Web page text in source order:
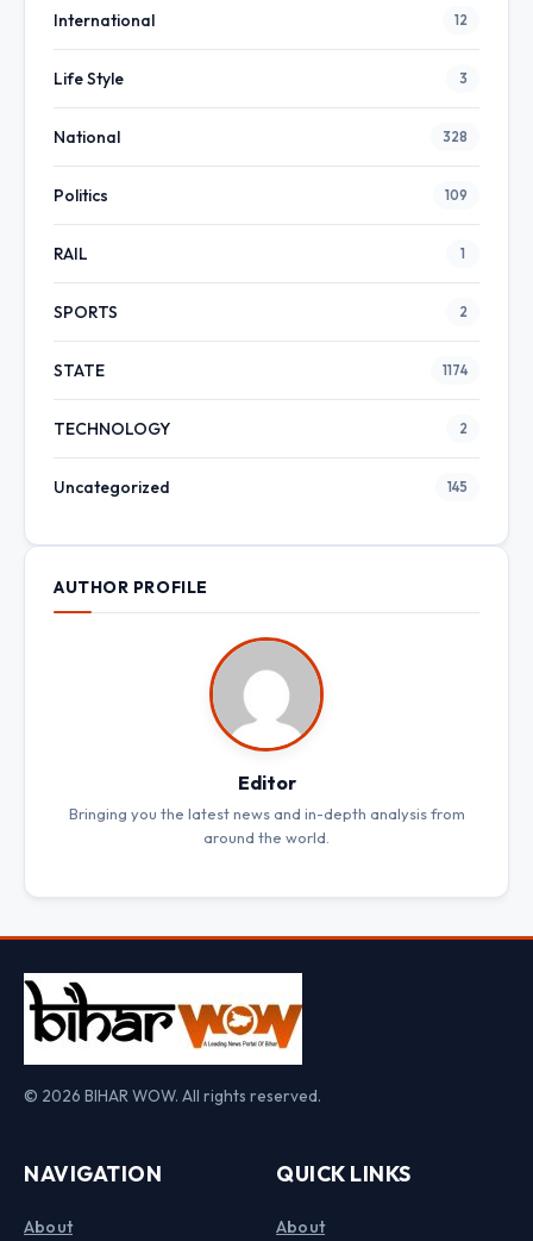
International 12
Life Style 3
National 328
Politics 109
RAIL 1
SPORTS 2
STATE 1174
TECHNOLOGY 2
Uncategorized 145
AUTHOR PROFILE
Editor
Bringing you the latest news and in-depth analysis from
around the world.
© 2026 BIHAR WOW. All rights reserved.
NAVIGATION
About
QUICK LINKS
About